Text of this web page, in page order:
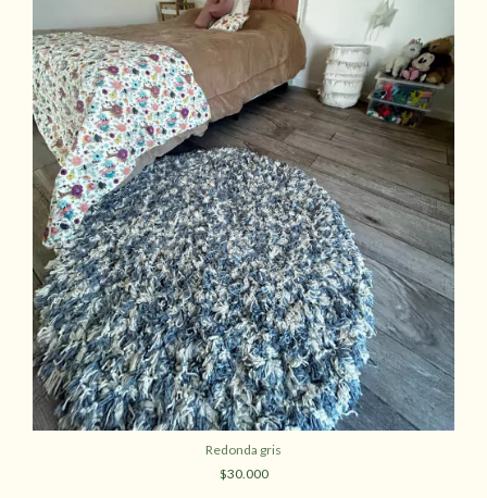
Redonda gris
$30.000